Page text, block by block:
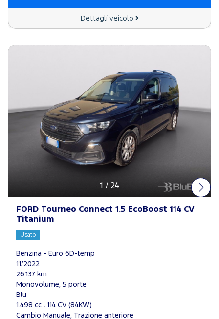
Dettagli veicolo
1 / 24
FORD Tourneo Connect 1.5 EcoBoost 114 CV
Titanium
Usato
Benzina - Euro 6D-temp
11/2022
26.137 km
Monovolume, 5 porte
Blu
1.498 cc , 114 CV (84KW)
Cambio Manuale, Trazione anteriore